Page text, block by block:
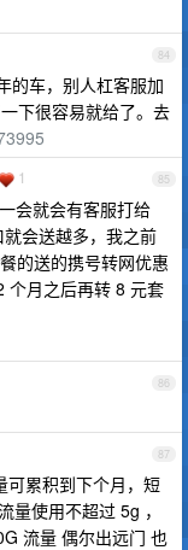
84
的车，别人杠客服加
下很容易就给了。去
85
1
会就会有客服打给
会送越多，我之前
的送的携号转网优惠
个月之后再转 8 元套
86
87
可累积到下个月，短
量使用不超过 5g ，
流量 偶尔出远门 也